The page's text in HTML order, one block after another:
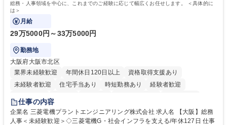
総務・人事領域を中心に、これまでのご経験に応じて幅広くお任せします。 ＜具体的に
は＞
月給
29万5000円～33万5000円
勤務地
大阪府大阪市北区
業界未経験歓迎
年間休日120日以上
資格取得支援あり
未経験者歓迎
住宅手当あり 時短勤務あり
経験者歓迎
退職金あり
駅近5分以内
土日祝休み 服装自由 寮・社宅あり 食事補助あり
仕事の内容
企業名 三菱電機プラントエンジニアリング株式会社 求人名 【大阪】総務
人事＜未経験歓迎＞◇三菱電機G・社会インフラを支える/年休127日 仕事